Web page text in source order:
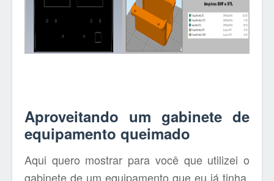
Aproveitando um gabinete de
equipamento queimado
Aqui quero mostrar para você que utilizei o
gabinete de um equipamento que eu já tinha,